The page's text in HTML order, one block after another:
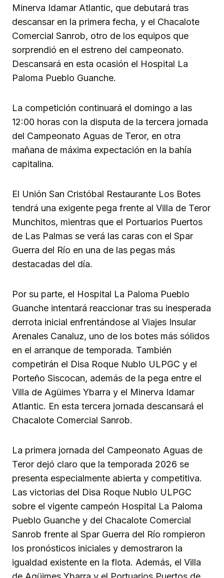
Minerva Idamar Atlantic, que debutará tras
descansar en la primera fecha, y el Chacalote
Comercial Sanrob, otro de los equipos que
sorprendió en el estreno del campeonato.
Descansará en esta ocasión el Hospital La
Paloma Pueblo Guanche.
La competición continuará el domingo a las
12:00 horas con la disputa de la tercera jornada
del Campeonato Aguas de Teror, en otra
mañana de máxima expectación en la bahía
capitalina.
El Unión San Cristóbal Restaurante Los Botes
tendrá una exigente pega frente al Villa de Teror
Munchitos, mientras que el Portuarios Puertos
de Las Palmas se verá las caras con el Spar
Guerra del Río en una de las pegas más
destacadas del día.
Por su parte, el Hospital La Paloma Pueblo
Guanche intentará reaccionar tras su inesperada
derrota inicial enfrentándose al Viajes Insular
Arenales Canaluz, uno de los botes más sólidos
en el arranque de temporada. También
competirán el Disa Roque Nublo ULPGC y el
Porteño Siscocan, además de la pega entre el
Villa de Agüimes Ybarra y el Minerva Idamar
Atlantic. En esta tercera jornada descansará el
Chacalote Comercial Sanrob.
La primera jornada del Campeonato Aguas de
Teror dejó claro que la temporada 2026 se
presenta especialmente abierta y competitiva.
Las victorias del Disa Roque Nublo ULPGC
sobre el vigente campeón Hospital La Paloma
Pueblo Guanche y del Chacalote Comercial
Sanrob frente al Spar Guerra del Río rompieron
los pronósticos iniciales y demostraron la
igualdad existente en la flota. Además, el Villa